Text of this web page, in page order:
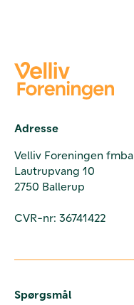
Adresse
Velliv Foreningen fmba
Lautrupvang 10
2750 Ballerup
CVR-nr: 36741422
Spørgsmål